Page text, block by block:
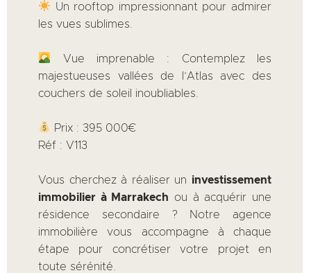
Un rooftop impressionnant pour admirer
les vues sublimes.
Vue imprenable : Contemplez les
majestueuses vallées de l’Atlas avec des
couchers de soleil inoubliables.
Prix : 395 000€
Réf : V113
Vous cherchez à réaliser un investissement
immobilier à Marrakech ou à acquérir une
résidence secondaire ? Notre agence
immobilière vous accompagne à chaque
étape pour concrétiser votre projet en
toute sérénité.